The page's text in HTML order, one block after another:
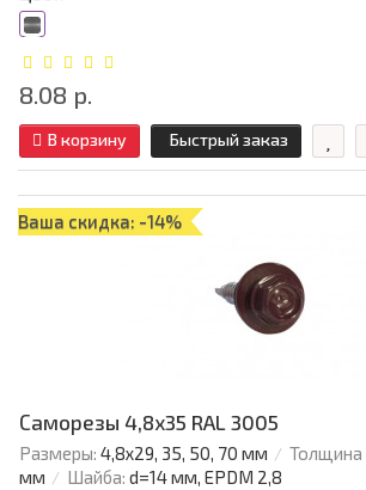
8.08 р.
В корзину Быстрый заказ
Ваша скидка: -14%
Саморезы 4,8х35 RAL 3005
Размеры: 4,8х29, 35, 50, 70 мм Толщина
мм
Шайба: d=14 мм, EPDM 2,8